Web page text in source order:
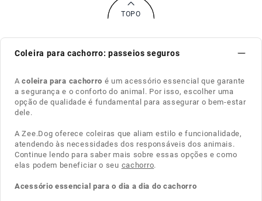
TOPO
Coleira para cachorro: passeios seguros
Acoleira para cachorro é um acessório essencial que garante
a segurança e o conforto do animal. Por isso, escolher uma
opção de qualidade é fundamental para assegurar o bem-estar
dele.
A Zee.Dog oferece coleiras que aliam estilo e funcionalidade,
atendendo às necessidades dos responsáveis dos animais.
Continue lendo para saber mais sobre essas opções e como
elas podem beneficiar o seu cachorro.
Acessório essencial para o dia a dia do cachorro